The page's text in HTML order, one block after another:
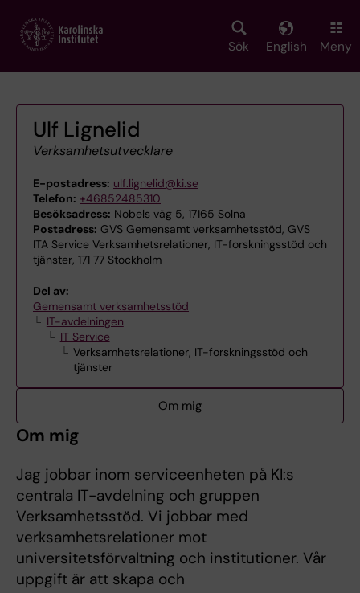
main
Sök English Meny
Ulf Lignelid
Verksamhetsutvecklare
E-postadress: ulf.lignelid@ki.se
Telefon: +46852485310
Besöksadress: Nobels väg 5, 17165 Solna
Postadress: GVS Gemensamt verksamhetsstöd, GVS
ITA Service Verksamhetsrelationer, IT-forskningsstöd och
tjänster, 171 77 Stockholm
Del av:
Gemensamt verksamhetsstöd
IT-avdelningen
IT Service
Verksamhetsrelationer, IT-forskningsstöd och
tjänster
Om mig
Om mig
Jag jobbar inom serviceenheten på KI:s
centrala IT-avdelning och gruppen
Verksamhetsstöd. Vi jobbar med
verksamhetsrelationer mot
universitetsförvaltning och institutioner. Vår
uppgift är att skapa och